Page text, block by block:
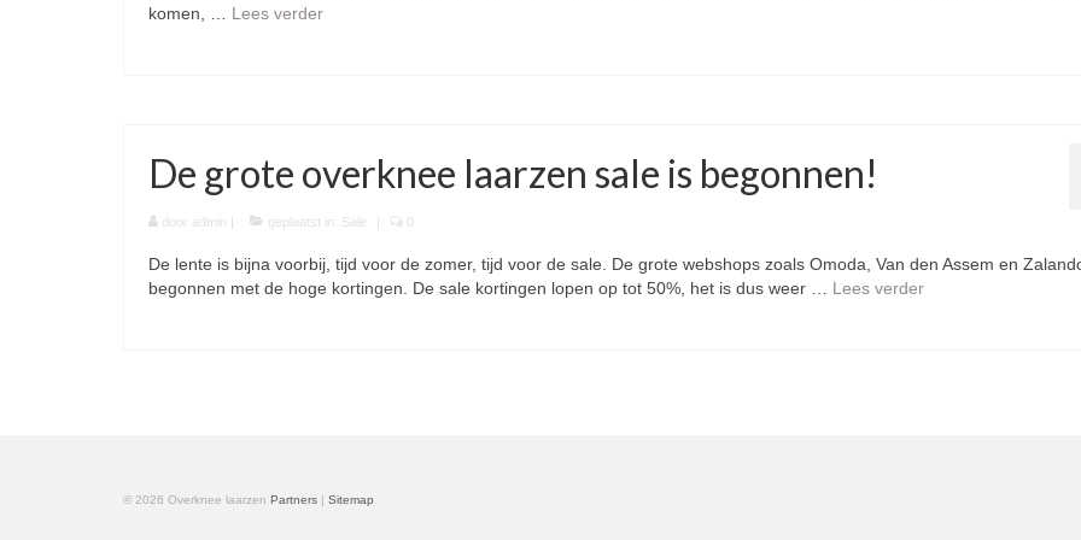
komen, … Lees verder
De grote overknee laarzen sale is begonnen!
door admin | geplaatst in: Sale | 0
De lente is bijna voorbij, tijd voor de zomer, tijd voor de sale. De grote webshops zoals Omoda, Van den Assem en
begonnen met de hoge kortingen. De sale kortingen lopen op tot 50%, het is dus weer … Lees verder
© 2026 Overknee laarzen Partners | Sitemap